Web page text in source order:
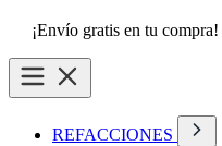
¡Envío gratis en tu compra!
REFACCIONES